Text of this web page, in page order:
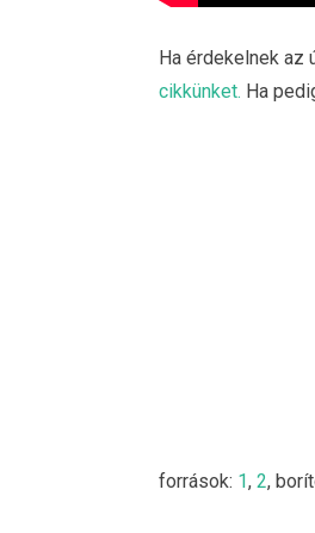
Ha érdekelnek
cikkünket. Ha
források: 1, 2,